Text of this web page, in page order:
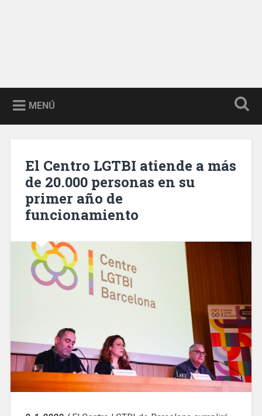
MENÚ
El Centro LGTBI atiende a más
de 20.000 personas en su
primer año de
funcionamiento